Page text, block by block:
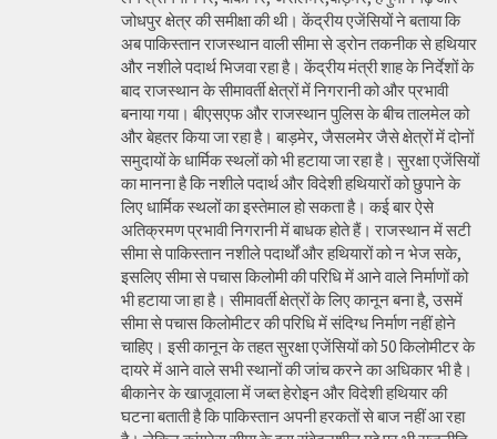
जोधपुर क्षेत्र की समीक्षा की थी। केंद्रीय एजेंसियों ने बताया कि
अब पाकिस्तान राजस्थान वाली सीमा से ड्रोन तकनीक से हथियार
और नशीले पदार्थ भिजवा रहा है। केंद्रीय मंत्री शाह के निर्देशों के
बाद राजस्थान के सीमावर्ती क्षेत्रों में निगरानी को और प्रभावी
बनाया गया। बीएसएफ और राजस्थान पुलिस के बीच तालमेल को
और बेहतर किया जा रहा है। बाड़मेर, जैसलमेर जैसे क्षेत्रों में दोनों
समुदायों के धार्मिक स्थलों को भी हटाया जा रहा है। सुरक्षा एजेंसियों
का मानना है कि नशीले पदार्थ और विदेशी हथियारों को छुपाने के
लिए धार्मिक स्थलों का इस्तेमाल हो सकता है। कई बार ऐसे
अतिक्रमण प्रभावी निगरानी में बाधक होते हैं। राजस्थान में सटी
सीमा से पाकिस्तान नशीले पदार्थों और हथियारों को न भेज सके,
इसलिए सीमा से पचास किलोमी की परिधि में आने वाले निर्माणों को
भी हटाया जा हा है। सीमावर्ती क्षेत्रों के लिए कानून बना है, उसमें
सीमा से पचास किलोमीटर की परिधि में संदिग्ध निर्माण नहीं होने
चाहिए। इसी कानून के तहत सुरक्षा एजेंसियों को 50 किलोमीटर के
दायरे में आने वाले सभी स्थानों की जांच करने का अधिकार भी है।
बीकानेर के खाजूवाला में जब्त हेरोइन और विदेशी हथियार की
घटना बताती है कि पाकिस्तान अपनी हरकतों से बाज नहीं आ रहा